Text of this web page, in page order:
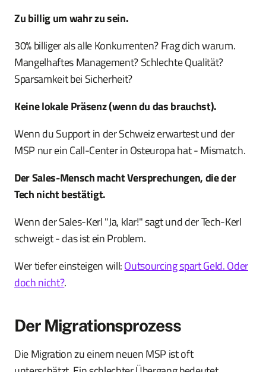
Zu billig um wahr zu sein.
30% billiger als alle Konkurrenten? Frag dich warum.
Mangelhaftes Management? Schlechte Qualität?
Sparsamkeit bei Sicherheit?
Keine lokale Präsenz (wenn du das brauchst).
Wenn du Support in der Schweiz erwartest und der
MSP nur ein Call-Center in Osteuropa hat - Mismatch.
Der Sales-Mensch macht Versprechungen, die der
Tech nicht bestätigt.
Wenn der Sales-Kerl "Ja, klar!" sagt und der Tech-Kerl
schweigt - das ist ein Problem.
Wer tiefer einsteigen will:Outsourcing spart Geld. Oder
doch nicht?.
Der Migrationsprozess
Die Migration zu einem neuen MSP ist oft